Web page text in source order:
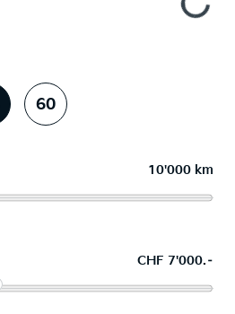
60
10'000 km
CHF 7'000.–